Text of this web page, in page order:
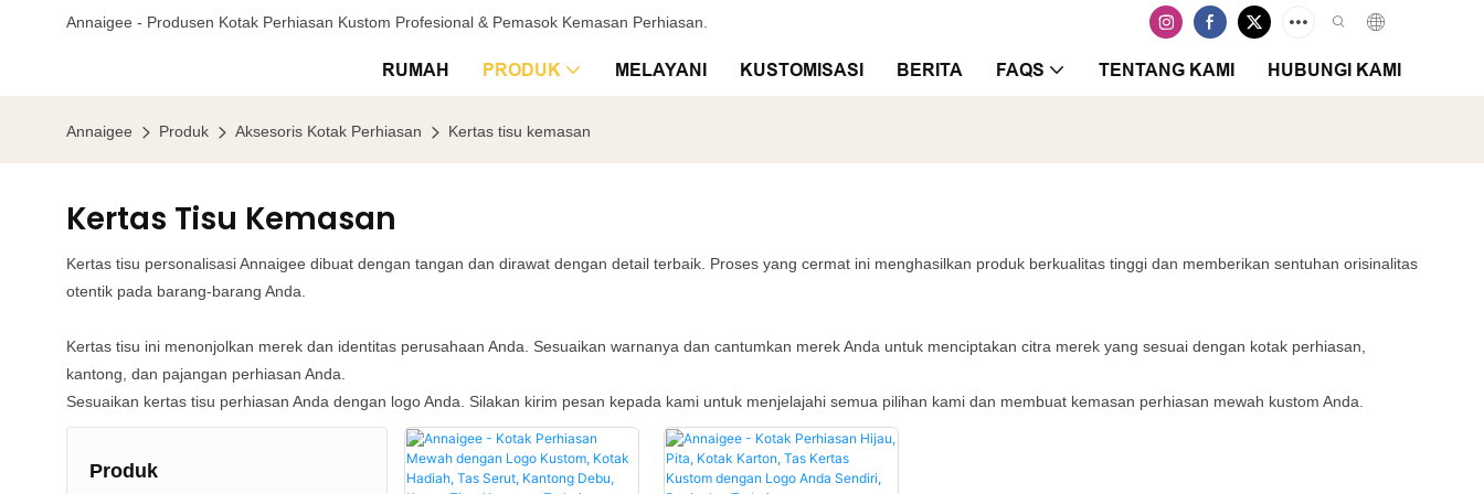
Annaigee - Produsen Kotak Perhiasan Kustom Profesional & Pemasok Kemasan Perhiasan.
RUMAH PRODUK MELAYANI KUSTOMISASI BERITA FAQS TENTANG KAMI HUBUNGI KAMI
Annaigee Produk Aksesoris Kotak Perhiasan Kertas tisu kemasan
Kertas Tisu Kemasan
Kertas tisu personalisasi Annaigee dibuat dengan tangan dan dirawat dengan detail terbaik. Proses yang cermat ini menghasilkan produk berkualitas tinggi dan memberikan sentuhan orisinalitas
otentik pada barang-barang Anda.
Kertas tisu ini menonjolkan merek dan identitas perusahaan Anda. Sesuaikan warnanya dan cantumkan merek Anda untuk menciptakan citra merek yang sesuai dengan kotak perhiasan,
kantong, dan pajangan perhiasan Anda.
Sesuaikan kertas tisu perhiasan Anda dengan logo Anda. Silakan kirim pesan kepada kami untuk menjelajahi semua pilihan kami dan membuat kemasan perhiasan mewah kustom Anda.
Produk